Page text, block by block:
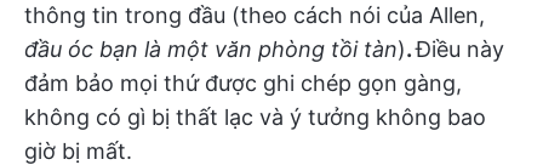
thông tin trong đầu (theo cách nói của Allen,
đầu óc bạn là một văn phòng tồi tàn).Điều này
đảm bảo mọi thứ được ghi chép gọn gàng,
không có gì bị thất lạc và ý tưởng không bao
giờ bị mất.